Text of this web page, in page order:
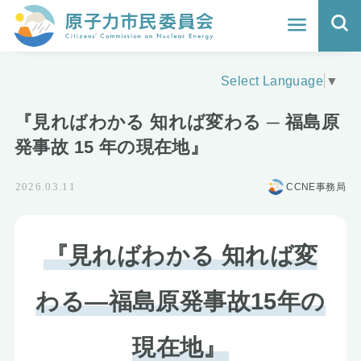
ホーム
地震と原発の安全性
Q&A
原子力市民委員会について
活動報告
Select Language ▼
『見ればわかる 知れば変わる ─ 福島原
発事故 15 年の現在地』
2026.03.11 CCNE事務局
『見ればわかる 知れば変
わる—福島原発事故15年の
現在地』